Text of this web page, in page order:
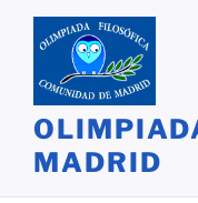
Saltar
contenido
MADRID